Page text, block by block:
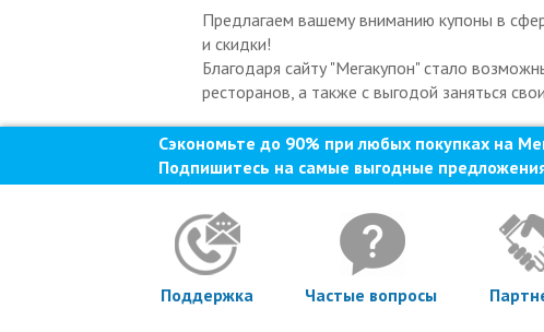
Предлагаем вашему вниманию купоны в
и скидки!
Благодаря сайту "Мегакупон" стало
ресторанов, а также с выгодой заняться
Сэкономьте до 90% при любых покупках на
Подпишитесь на самые выгодные
Поддержка Частые вопросы